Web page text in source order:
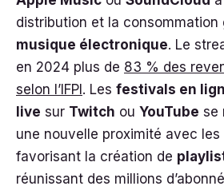
distribution et la consommation
musique électronique. Le
en 2024 plus de 83 % des
selon l’IFPI . Les festivals en
live sur Twitch ou YouTube se
une nouvelle proximité avec
favorisant la création de
réunissant des millions